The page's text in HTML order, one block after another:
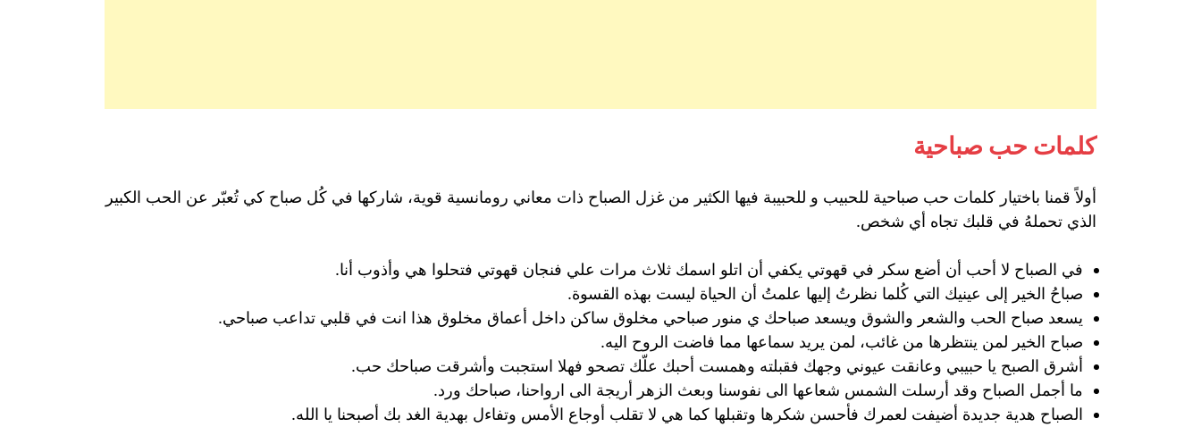
كلمات حب صباحية
أولاً قمنا باختيار كلمات حب صباحية للحبيب و للحبيبة فيها الكثير من غزل الصباح ذات معاني رومانسية قوية، شاركها في كُل صباح كي تُعبّر عن الحب الكبير
الذي تحملهُ في قلبك تجاه أي شخص.
في الصباح لا أحب أن أضع سكر في قهوتي يكفي أن اتلو اسمك ثلاث مرات علي فنجان قهوتي فتحلوا هي وأذوب أنا. ㅤ
صباحُ الخير إلى عينيك التي كُلما نظرتُ إليها علمتُ أن الحياة ليست بهذه القسوة.
يسعد صباح الحب والشعر والشوق ويسعد صباحك ي منور صباحي مخلوق ساكن داخل أعماق مخلوق هذا انت في قلبي تداعب صباحي.
صباح الخير لمن ينتظرها من غائب، لمن يريد سماعها مما فاضت الروح اليه.
أشرق الصبح يا حبيبي وعانقت عيوني وجهك فقبلته وهمست أحبك علّك تصحو فهلا استجبت وأشرقت صباحك حب.
ما أجمل الصباح وقد أرسلت الشمس شعاعها الى نفوسنا وبعث الزهر أريجة الى ارواحنا، صباحك ورد.
الصباح هدية جديدة أضيفت لعمرك فأحسن شكرها وتقبلها كما هي لا تقلب أوجاع الأمس وتفاءل بهدية الغد بك أصبحنا يا الله.